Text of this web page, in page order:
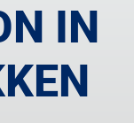
IN